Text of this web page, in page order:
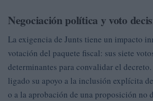
Negociación política y voto
La exigencia de Junts tiene un impacto
votación del paquete fiscal: sus siete
determinantes para convalidar el
ligado su apoyo a la inclusión explícita
o a la aprobación de una proposición no